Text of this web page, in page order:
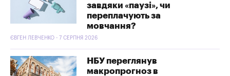
завдяки «паузі», чи
переплачують за
мовчання?
ЄВГЕН ЛЕВЧЕНКО - 7 СЕРПНЯ 2026
НБУ переглянув
макропрогноз в